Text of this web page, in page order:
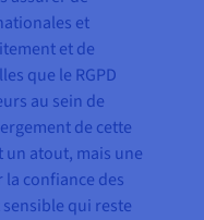
et
et de
que le RGPD
au sein de
de cette
un atout, mais une
confiance des
qui reste